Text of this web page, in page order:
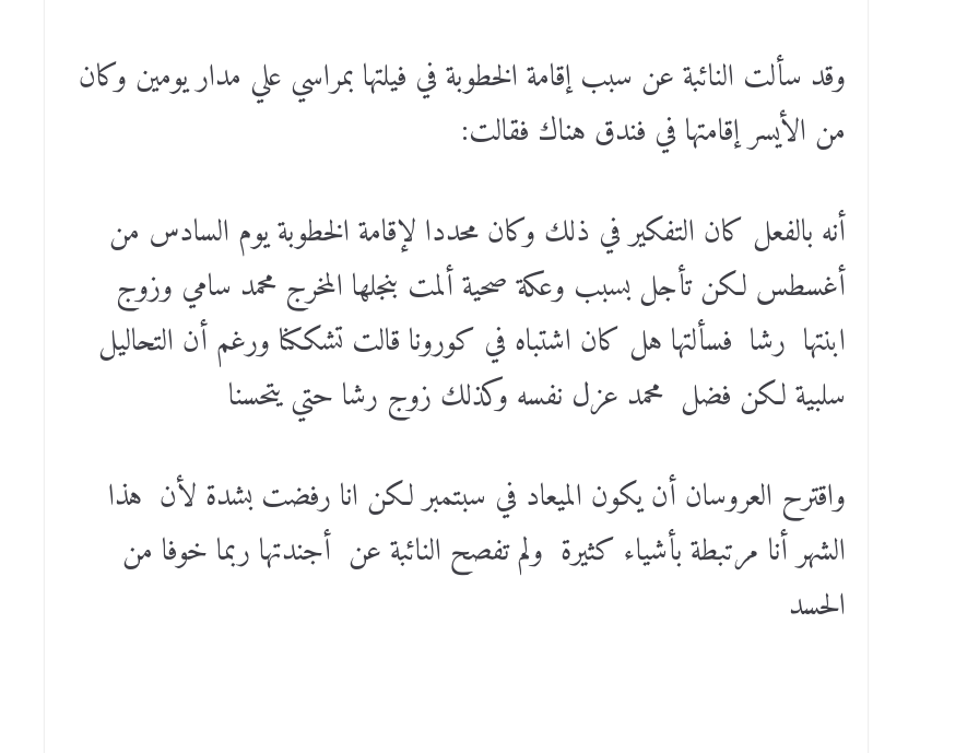
وقد سألت النائبة عن سبب إقامة الخطوبة في فيلتها بمراسي علي مدار يومين وكان
من الأيسر إقامتها في فندق هناك فقالت:
أنه بالفعل كان التفكير في ذلك وكان محددا لإقامة الخطوبة يوم السادس من
أغسطس لكن تأجل بسبب وعكة صحية ألمت بنجلها المخرج محمد سامي وزوج
ابنتها رشا فسألتها هل كان اشتباه في كورونا قالت تشككنا ورغم أن التحاليل
سلبية لكن فضل محمد عزل نفسه وكذلك زوج رشا حتي يتحسنا
واقترح العروسان أن يكون الميعاد في سبتمبر لكن انا رفضت بشدة لأن هذا
الشهر أنا مرتبطة بأشياء كثيرة ولم تفصح النائبة عن أجندتها ربما خوفا من
الحسد